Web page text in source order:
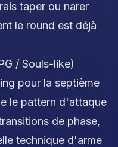
taper ou narer
le round est déjà
/ Souls-like)
pour la septième
le pattern d'attaque
de phase,
technique d'arme